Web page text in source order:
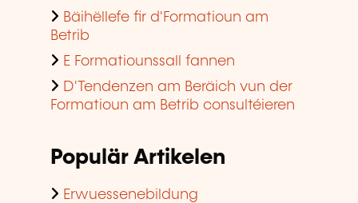
Bäihëllefe fir d'Formatioun am
Betrib
E Formatiounssall fannen
D'Tendenzen am Beräich vun der
Formatioun am Betrib consultéieren
Populär Artikelen
Erwuessenebildung